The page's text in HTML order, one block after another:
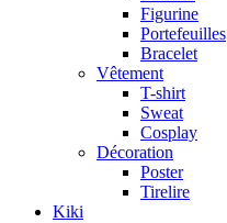
Figurine
Portefeuilles
Bracelet
Vêtement
T-shirt
Sweat
Cosplay
Décoration
Poster
Tirelire
Kiki